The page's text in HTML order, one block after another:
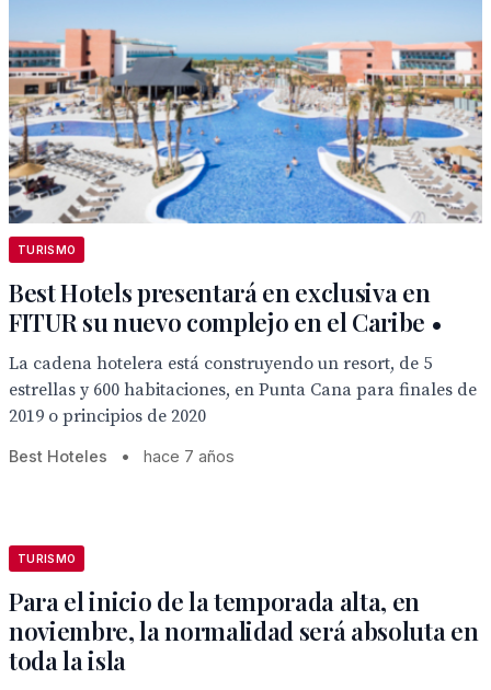
TURISMO
Best Hotels presentará en exclusiva en
FITUR su nuevo complejo en el Caribe •
La cadena hotelera está construyendo un resort, de 5
estrellas y 600 habitaciones, en Punta Cana para finales de
2019 o principios de 2020
Best Hoteles • hace 7 años
TURISMO
Para el inicio de la temporada alta, en
noviembre, la normalidad será absoluta en
toda la isla